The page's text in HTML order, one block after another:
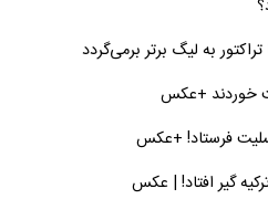
تراکتور به لیگ برتر برمی‌گردد
خوردند +عکس
فرستاد! +عکس
گیر افتاد! | عکس